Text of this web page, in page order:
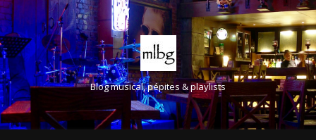
Blog musical, pépites & playlists